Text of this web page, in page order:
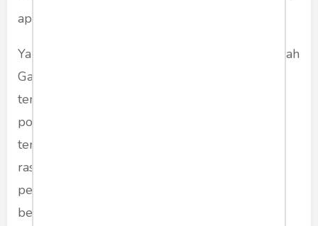
apa dari Jatim.
Yang diuntungkan dari dinamika politik ini adalah
Ganjar, rakyat Jatim senang dengan PDIP yang
terbukti solid dan Ganjar dalam perjalanan
politik dikenal loyal. Di sinilah rakyat Jatim
terpesona dengan PDIP dan Ganjar berbeda
rasanya saat berhadapan dengan duo
pengkhianat Anies-Cak Imin atau pemimpin
berwajah otoriter seperti Prabowo. Apalagi